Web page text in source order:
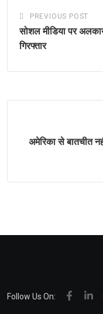
PREVIOUS POST
सोशल मीडिया पर
गिरफ्तार
अमेरिका से बातचीत
Follow Us On: